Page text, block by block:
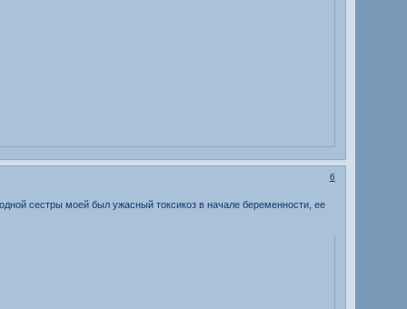
6
сестры моей был ужасный токсикоз в начале беременности, ее